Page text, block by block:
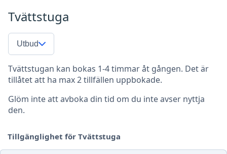
Tvättstuga
Utbud
Tvättstugan kan bokas 1-4 timmar åt gången. Det är
tillåtet att ha max 2 tillfällen uppbokade.
Glöm inte att avboka din tid om du inte avser nyttja
den.
Tillgänglighet för Tvättstuga